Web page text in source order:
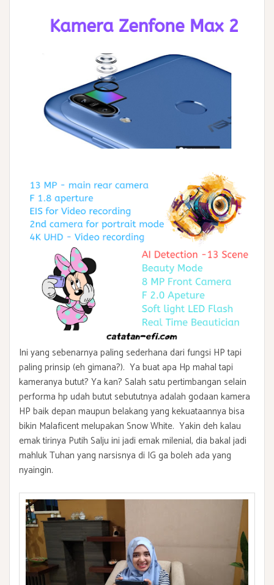
Ini yang sebenarnya paling sederhana dari fungsi HP tapi
paling prinsip (eh gimana?). Ya buat apa Hp mahal tapi
kameranya butut? Ya kan? Salah satu pertimbangan selain
performa hp udah butut sebututnya adalah godaan kamera
HP baik depan maupun belakang yang kekuataannya bisa
bikin Malaficent melupakan Snow White. Yakin deh kalau
emak tirinya Putih Salju ini jadi emak milenial, dia bakal jadi
mahluk Tuhan yang narsisnya di IG ga boleh ada yang
nyaingin.